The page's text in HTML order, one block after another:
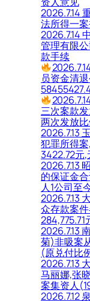
2026.7.14
法所得一
2026.7.14
管理有限
款手续
员资金清
三次案款
两次发放
2026.7.13
犯罪所得
3422.72元
2026.7.13
的保证金
人1公司至
2026.7.13
众存款案
284,775.71
2026.7.13
菊)非吸案
(原兑付比
2026.7.13
马丽娜,张
案集资人
2026.7.12